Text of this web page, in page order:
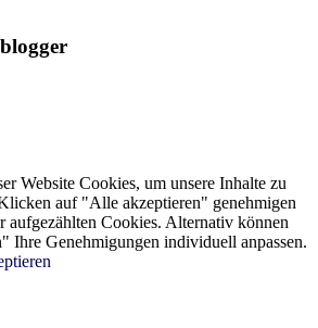
Website Cookies, um unsere Inhalte zu
auf "Alle akzeptieren" genehmigen
aufgezählten Cookies. Alternativ können
Ihre Genehmigungen individuell anpassen.